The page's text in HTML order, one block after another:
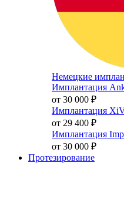
Немецкие
Имплантация
от 30 000 ₽
Имплантация
от 29 400 ₽
Имплантация
от 30 000 ₽
Протезирование